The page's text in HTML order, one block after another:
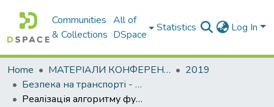
Communities
& Collections
All of
DSpace
Statistics Log In
Home МАТЕРІАЛИ КОНФЕРЕНЦІЙ
2019
Безпека на транспорті - основа ефективної інфраструктури: проблеми та перспективи
Реалізація алгоритму функціонування системи попередження зіткнень в зонах обмеженої видимості